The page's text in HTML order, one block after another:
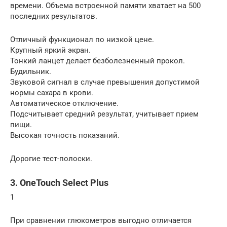
времени. Объема встроенной памяти хватает на 500
последних результатов.
Отличный функционал по низкой цене.
Крупный яркий экран.
Тонкий ланцет делает безболезненный прокол.
Будильник.
Звуковой сигнал в случае превышения допустимой
нормы сахара в крови.
Автоматическое отключение.
Подсчитывает средний результат, учитывает прием
пищи.
Высокая точность показаний.
Дорогие тест-полоски.
3. OneTouch Select Plus
1
При сравнении глюкометров выгодно отличается